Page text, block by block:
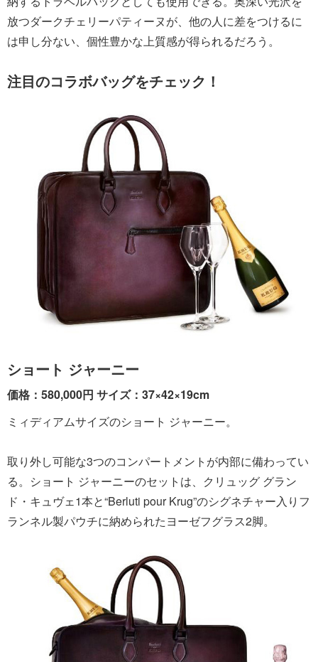
放つダークチェリーパティーヌが、他の人に差をつけるに
は申し分ない、個性豊かな上質感が得られるだろう。
注目のコラボバッグをチェック！
ショート ジャーニー
価格：580,000円 サイズ：37×42×19cm
ミィディアムサイズのショート ジャーニー。
取り外し可能な3つのコンパートメントが内部に備わってい
る。ショート ジャーニーのセットは、クリュッグ グラン
ド・キュヴェ1本と“Berluti pour Krug”のシグネチャー入りフ
ランネル製パウチに納められたヨーゼフグラス2脚。